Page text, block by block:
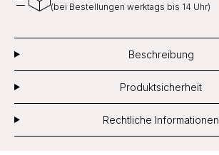
(bei Bestellungen werktags bis 14 Uhr)
Beschreibung
Produktsicherheit
Rechtliche Informationen